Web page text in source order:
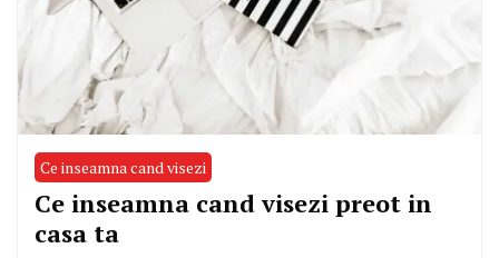
Ce inseamna cand visezi
Ce inseamna cand visezi preot in
casa ta